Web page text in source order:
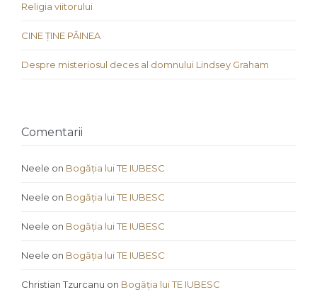
Religia viitorului
CINE ȚINE PÂINEA
Despre misteriosul deces al domnului Lindsey Graham
Comentarii
Neele on Bogăția lui TE IUBESC
Neele on Bogăția lui TE IUBESC
Neele on Bogăția lui TE IUBESC
Neele on Bogăția lui TE IUBESC
Christian Tzurcanu on Bogăția lui TE IUBESC